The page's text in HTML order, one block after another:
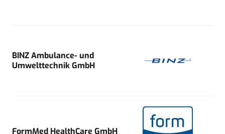
BINZ Ambulance- und
Umwelttechnik GmbH
FormMed HealthCare GmbH